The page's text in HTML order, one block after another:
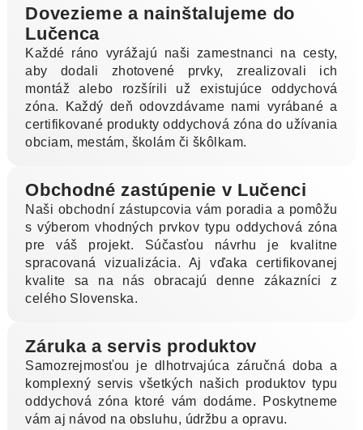
Dovezieme a nainštalujeme do
Lučenca
Každé ráno vyrážajú naši zamestnanci na cesty,
aby dodali zhotovené prvky, zrealizovali ich
montáž alebo rozšírili už existujúce oddychová
zóna. Každý deň odovzdávame nami vyrábané a
certifikované produkty oddychová zóna do užívania
obciam, mestám, školám či škôlkam.
Obchodné zastúpenie v Lučenci
Naši obchodní zástupcovia vám poradia a pomôžu
s výberom vhodných prvkov typu oddychová zóna
pre váš projekt. Súčasťou návrhu je kvalitne
spracovaná vizualizácia. Aj vďaka certifikovanej
kvalite sa na nás obracajú denne zákazníci z
celého Slovenska.
Záruka a servis produktov
Samozrejmosťou je dlhotrvajúca záručná doba a
komplexný servis všetkých našich produktov typu
oddychová zóna ktoré vám dodáme. Poskytneme
vám aj návod na obsluhu, údržbu a opravu.